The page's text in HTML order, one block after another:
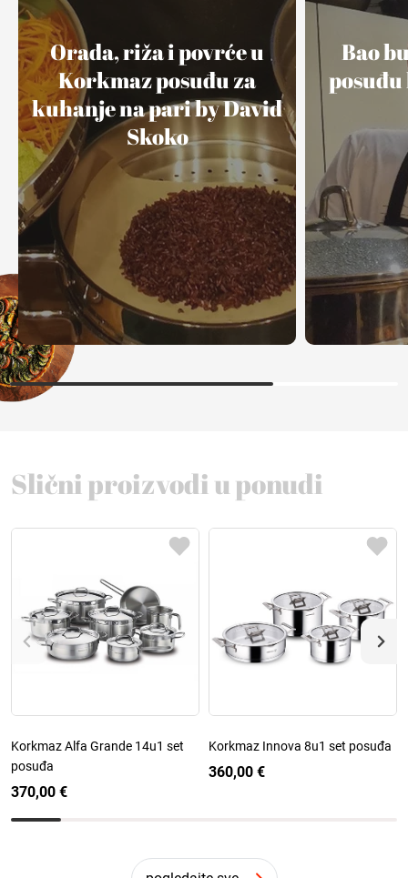
Orada, riža i povrće u
Korkmaz posuđu za
kuhanje na pari by David
Skoko
Bao
posuđu
Slični proizvodi u ponudi
Korkmaz Alfa Grande 14u1 set
posuđa
370,00 €
Korkmaz Innova 8u1 set posuđa
360,00 €